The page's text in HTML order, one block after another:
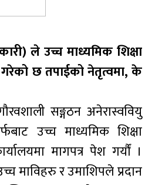
ले उच्च माध्यमिक शिक्षा
गरेको छ तपाईको नेतृत्वमा, के
सङ्गठन अनेरास्ववियु
उच्च माध्यमिक शिक्षा
मागपत्र पेश गर्यौं ।
माविहरु र उमाशिपले प्रदान